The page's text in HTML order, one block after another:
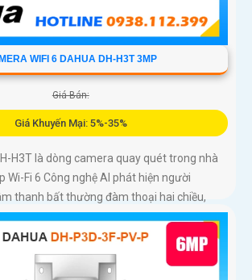
WIFI 6 DAHUA DH-H3T 3MP
Giá Bán:
Giá Khuyến Mại: 5%-35%
H3T là dòng camera quay quét trong nhà
Wi-Fi 6 Công nghệ AI phát hiện người
thanh bất thường đàm thoại hai chiều,
ban đêm 10m hỗ trợ thẻ nhớ MicroSD
điều khiển từ xa qua ứng dụng DMSS